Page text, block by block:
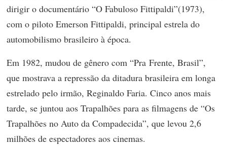
dirigir o documentário “O Fabuloso Fittipaldi”(1973),
com o piloto Emerson Fittipaldi, principal estrela do
automobilismo brasileiro à época.
Em 1982, mudou de gênero com “Pra Frente, Brasil”,
que mostrava a repressão da ditadura brasileira em longa
estrelado pelo irmão, Reginaldo Faria. Cinco anos mais
tarde, se juntou aos Trapalhões para as filmagens de “Os
Trapalhões no Auto da Compadecida”, que levou 2,6
milhões de espectadores aos cinemas.